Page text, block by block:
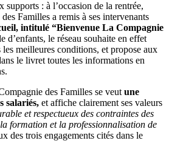
supports : à l’occasion de la rentrée,
Familles a remis à ses intervenants
intitulé “Bienvenue La Compagnie
d’enfants, le réseau souhaite en effet
les meilleures conditions, et propose aux
le livret toutes les informations en
des Familles se veut une
salariés, et affiche clairement ses valeurs
et respectueux des contraintes des
formation et la professionnalisation de
des trois engagements cités dans le